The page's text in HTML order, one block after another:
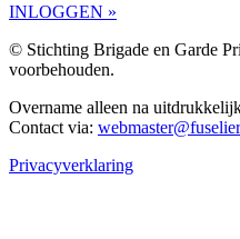
INLOGGEN »
© Stichting Brigade en Garde
voorbehouden.
Overname alleen na
Contact via:
Privacyverklaring